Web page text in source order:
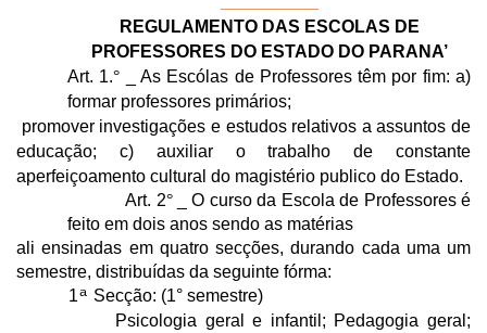
REGULAMENTO DAS ESCOLAS DE
PROFESSORES DO ESTADO DO PARANA’
Art. 1.° _ As Escólas de Professores têm por fim: a)
formar professores primários;
promover investigações e estudos relativos a assuntos de
educação; c) auxiliar o trabalho de constante
aperfeiçoamento cultural do magistério publico do Estado.
Art. 2°_ O curso da Escola de Professores é
feito em dois anos sendo as matérias
ali ensinadas em quatro secções, durando cada uma um
semestre, distribuídas da seguinte fórma:
1ª Secção: (1° semestre)
Psicologia geral e infantil; Pedagogia geral;